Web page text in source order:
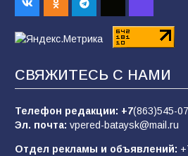
заявления о мобилизации —
пропагандистский вброс
82 01.08.2026
СВЯЖИТЕСЬ С НАМИ
Телефон редакции: +7(863)545-
Эл. почта: vpered-bataysk@mail.ru
Отдел рекламы и объявлений: